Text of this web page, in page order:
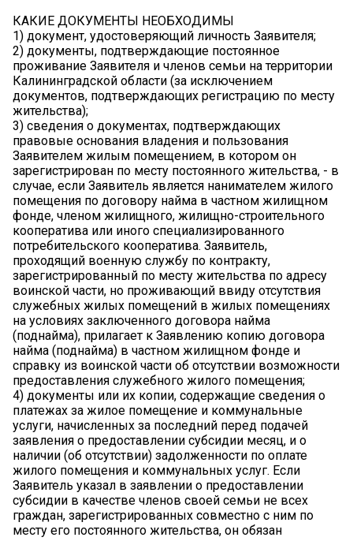
КАКИЕ ДОКУМЕНТЫ НЕОБХОДИМЫ
1) документ, удостоверяющий личность Заявителя;
2) документы, подтверждающие постоянное
проживание Заявителя и членов семьи на территории
Калининградской области (за исключением
документов, подтверждающих регистрацию по месту
жительства);
3) сведения о документах, подтверждающих
правовые основания владения и пользования
Заявителем жилым помещением, в котором он
зарегистрирован по месту постоянного жительства, - в
случае, если Заявитель является нанимателем жилого
помещения по договору найма в частном жилищном
фонде, членом жилищного, жилищно-строительного
кооператива или иного специализированного
потребительского кооператива. Заявитель,
проходящий военную службу по контракту,
зарегистрированный по месту жительства по адресу
воинской части, но проживающий ввиду отсутствия
служебных жилых помещений в жилых помещениях
на условиях заключенного договора найма
(поднайма), прилагает к Заявлению копию договора
найма (поднайма) в частном жилищном фонде и
справку из воинской части об отсутствии возможности
предоставления служебного жилого помещения;
4) документы или их копии, содержащие сведения о
платежах за жилое помещение и коммунальные
услуги, начисленных за последний перед подачей
заявления о предоставлении субсидии месяц, и о
наличии (об отсутствии) задолженности по оплате
жилого помещения и коммунальных услуг. Если
Заявитель указал в заявлении о предоставлении
субсидии в качестве членов своей семьи не всех
граждан, зарегистрированных совместно с ним по
месту его постоянного жительства, он обязан